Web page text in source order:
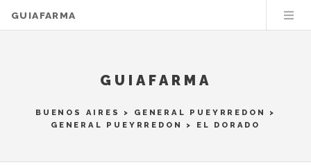
GUIAFARMA
GUIAFARMA
BUENOS AIRES > GENERAL PUEYRREDON
>
GENERAL PUEYRREDON
> EL DORADO